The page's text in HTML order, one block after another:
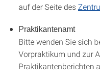
auf der Seite des
Praktikantenamt
Bitte wenden Sie sich
Vorpraktikum und zur
Praktikantenberichten